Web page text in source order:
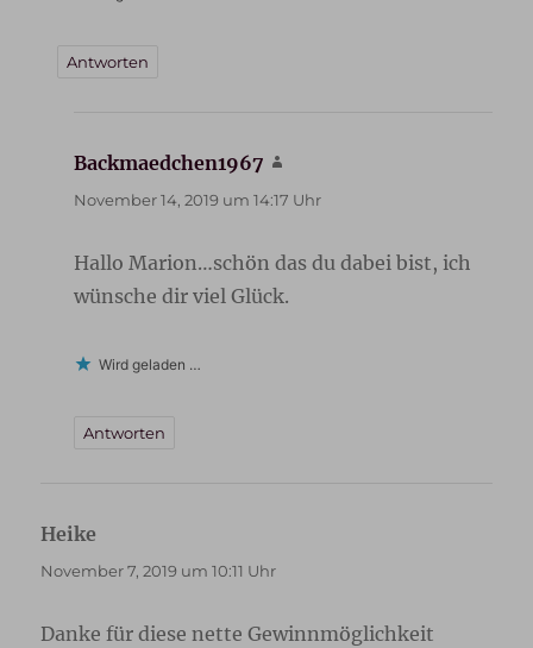
Antworten
Backmaedchen1967
November 14, 2019 um 14:17 Uhr
Hallo Marion…schön das du dabei bist, ich
wünsche dir viel Glück.
Wird geladen …
Antworten
Heike
November 7, 2019 um 10:11 Uhr
Danke für diese nette Gewinnmöglichkeit